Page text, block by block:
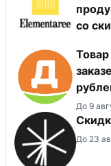
со
До 9
До 23